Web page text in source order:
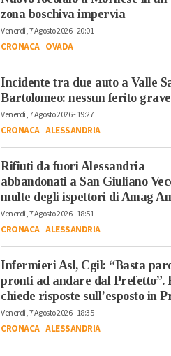
zona boschiva impervia
Venerdì, 7 Agosto 2026 - 20:01
CRONACA-OVADA
Incidente tra due auto a Valle
Bartolomeo: nessun ferito grave
Venerdì, 7 Agosto 2026 - 19:27
CRONACA-ALESSANDRIA
Rifiuti da fuori Alessandria
abbandonati a San Giuliano
multe degli ispettori di Amag
Venerdì, 7 Agosto 2026 - 18:51
CRONACA-ALESSANDRIA
Infermieri Asl, Cgil: “Basta
pronti ad andare dal Prefetto”.
chiede risposte sull’esposto in
Venerdì, 7 Agosto 2026 - 18:35
CRONACA-ALESSANDRIA